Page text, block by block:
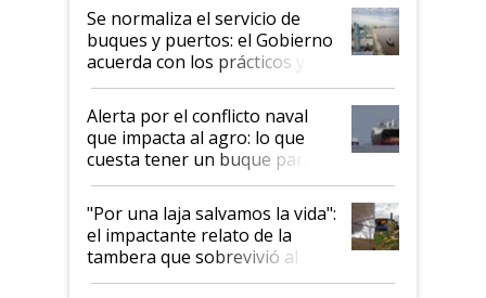
Se normaliza el servicio de
buques y puertos: el Gobierno
acuerda con los prácticos y
suspende el decreto de
desregulación
Alerta por el conflicto naval
que impacta al agro: lo que
cuesta tener un buque parado
y el peligro de que Argentina
pase a ser "país sucio"
"Por una laja salvamos la vida":
el impactante relato de la
tambera que sobrevivió al
tornado